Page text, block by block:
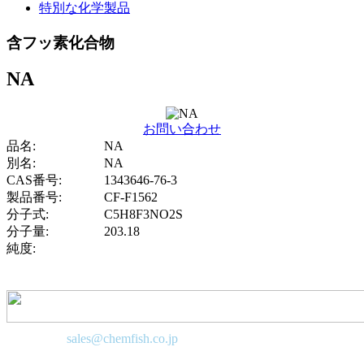
特別な化学製品
含フッ素化合物
NA
お問い合わせ
品名:
NA
別名:
NA
CAS番号:
1343646-76-3
製品番号:
CF-F1562
分子式:
C5H8F3NO2S
分子量:
203.18
純度:
sales@chemfish.co.jp